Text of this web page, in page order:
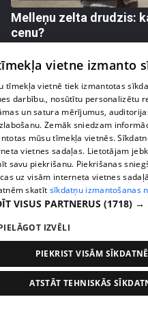
Melleņu zelta drudzis:
cenu?
pirms 1 nedēļas, 3 dienām
Ogas un sēnes šogad
409. epizode
vietne izmanto
tīmekļa vietnē tiek izmantotas
darbību., nosūtītu personalizētu
un satura mērījumus,
Zemāk sniedzam
mūsu tīmekļa vietnēs.
vietnes sadaļas. Lietotājam
savu piekrišanu. Piekrišanas
uz visām interneta vietnes
skatīt sīkdatņu izmantošanas
VISUS PARTNERUS (1718) →
IZVĒLI
PIEKRIST VISĀM
ATSTĀT TEHNISKĀS